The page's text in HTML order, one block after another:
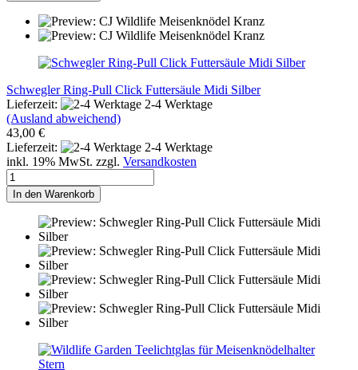
Schwegler Ring-Pull Click Futtersäule Midi Silber
Lieferzeit:
2-4 Werktage
(Ausland abweichend)
43,00 €
Lieferzeit:
2-4 Werktage
inkl. 19% MwSt. zzgl. Versandkosten
In den Warenkorb